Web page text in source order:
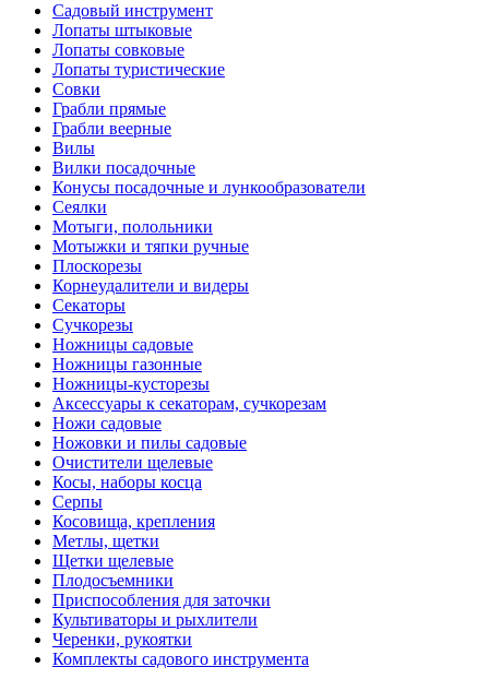
Садовый инструмент
Лопаты штыковые
Лопаты совковые
Лопаты туристические
Совки
Грабли прямые
Грабли веерные
Вилы
Вилки посадочные
Конусы посадочные и лункообразователи
Сеялки
Мотыги, полольники
Мотыжки и тяпки ручные
Плоскорезы
Корнеудалители и видеры
Секаторы
Сучкорезы
Ножницы садовые
Ножницы газонные
Ножницы-кусторезы
Аксессуары к секаторам, сучкорезам
Ножи садовые
Ножовки и пилы садовые
Очистители щелевые
Косы, наборы косца
Серпы
Косовища, крепления
Метлы, щетки
Щетки щелевые
Плодосъемники
Приспособления для заточки
Культиваторы и рыхлители
Черенки, рукоятки
Комплекты садового инструмента